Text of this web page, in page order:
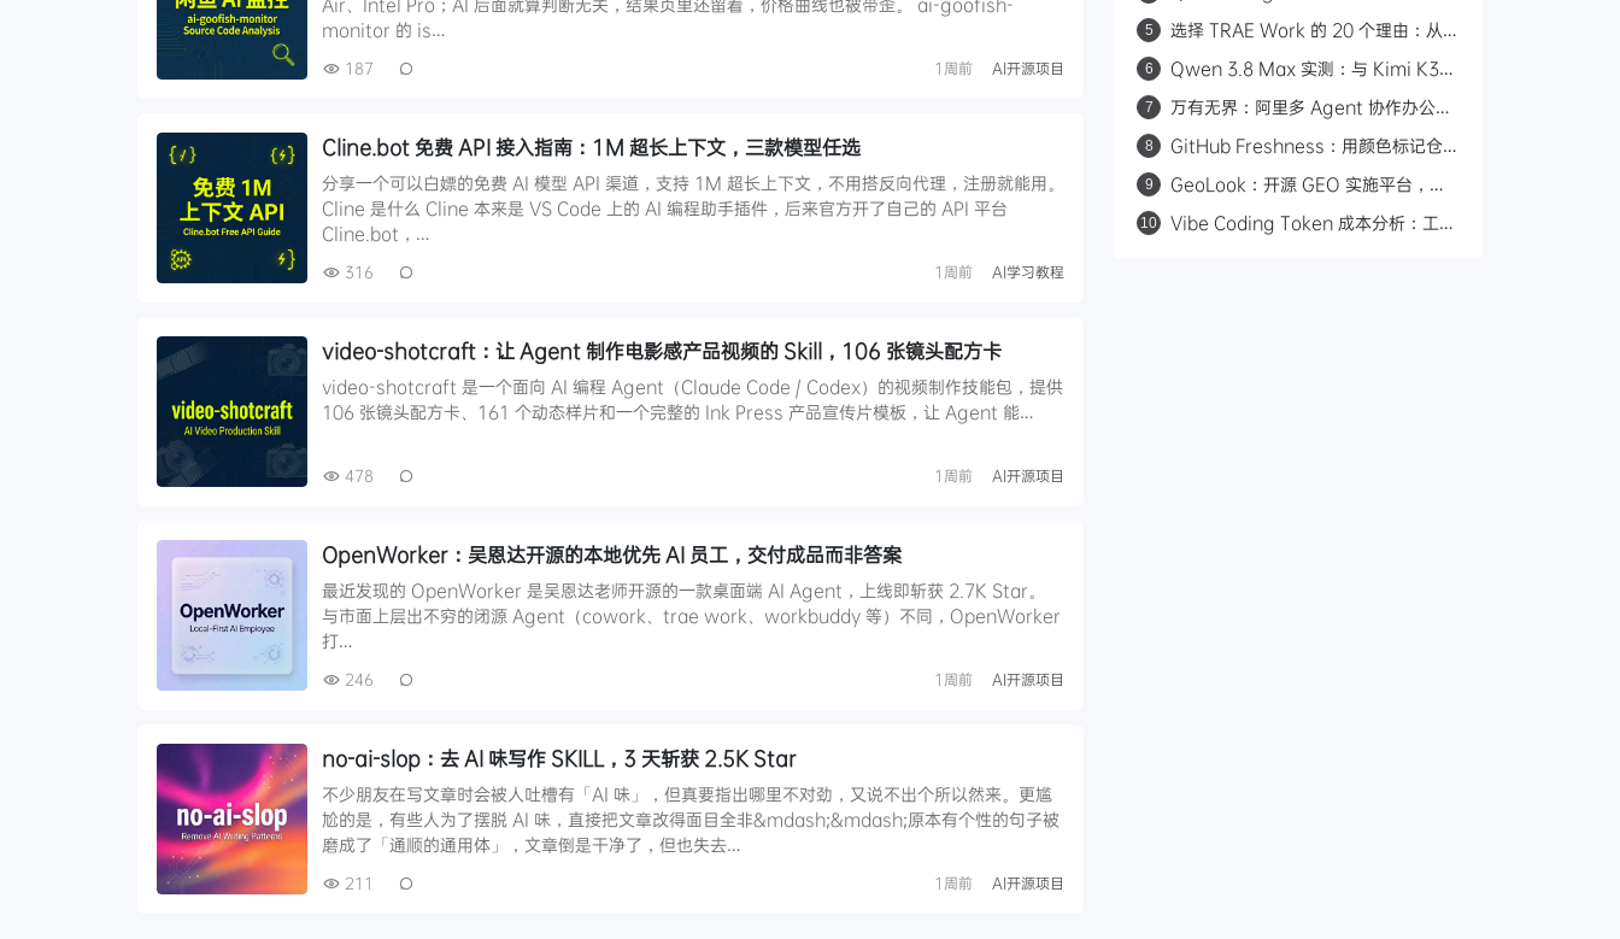
monitor 的 is…
187 1周前 AI开源项目
Cline.bot 免费 API 接入指南：1M 超长上下文，三款模型任选
分享一个可以白嫖的免费 AI 模型 API 渠道，支持 1M 超长上下文，不用搭反向代理，注册就能用。
Cline 是什么 Cline 本来是 VS Code 上的 AI 编程助手插件，后来官方开了自己的 API 平台
Cline.bot，…
316 1周前 AI学习教程
video-shotcraft：让 Agent 制作电影感产品视频的 Skill，106 张镜头配方卡
video-shotcraft 是一个面向 AI 编程 Agent（Claude Code / Codex）的视频制作技能包，提供
106 张镜头配方卡、161 个动态样片和一个完整的 Ink Press 产品宣传片模板，让 Agent 能…
478 1周前 AI开源项目
OpenWorker：吴恩达开源的本地优先 AI 员工，交付成品而非答案
最近发现的 OpenWorker 是吴恩达老师开源的一款桌面端 AI Agent，上线即斩获 2.7K Star。
与市面上层出不穷的闭源 Agent（cowork、trae work、workbuddy 等）不同，OpenWorker
打…
246 1周前 AI开源项目
no-ai-slop：去 AI 味写作 SKILL，3 天斩获 2.5K Star
不少朋友在写文章时会被人吐槽有「AI 味」，但真要指出哪里不对劲，又说不出个所以然来。更尴
尬的是，有些人为了摆脱 AI 味，直接把文章改得面目全非&mdash;&mdash;原本有个性的句子被
磨成了「通顺的通用体」，文章倒是干净了，但也失去…
211 1周前 AI开源项目
4.5k token复杂版面一次生成
5
选择 TRAE Work 的 20 个理由：从
6
Qwen 3.8 Max 实测：与 Kimi K3
7
万有无界：阿里多 Agent 协作办公平
8
GitHub Freshness：用颜色标记仓
9
GeoLook：开源 GEO 实施平台，打
10
Vibe Coding Token 成本分析：工具